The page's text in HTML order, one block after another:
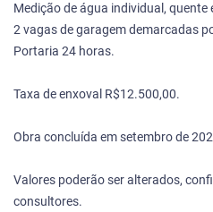
Medição de água individual,
2 vagas de garagem demarcadas
Portaria 24 horas.
Taxa de enxoval R$12.500,00.
Obra concluída em setembro de
Valores poderão ser alterados,
consultores.